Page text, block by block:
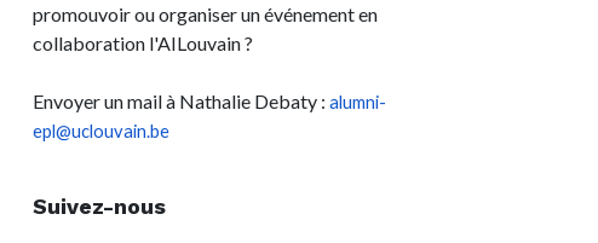
promouvoir ou organiser un événement en
collaboration l'AILouvain ?
Envoyer un mail à Nathalie Debaty : alumni-
epl@uclouvain.be
Suivez-nous